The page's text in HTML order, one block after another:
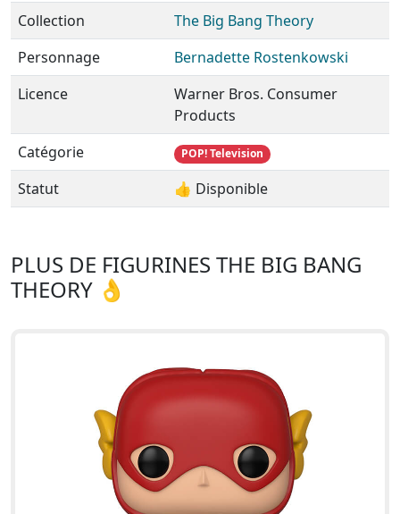
Collection
The Big Bang Theory
Personnage
Bernadette Rostenkowski
Licence
Warner Bros. Consumer
Products
Catégorie
POP! Television
Statut 👍 Disponible
PLUS DE FIGURINES THE BIG BANG
THEORY 👌